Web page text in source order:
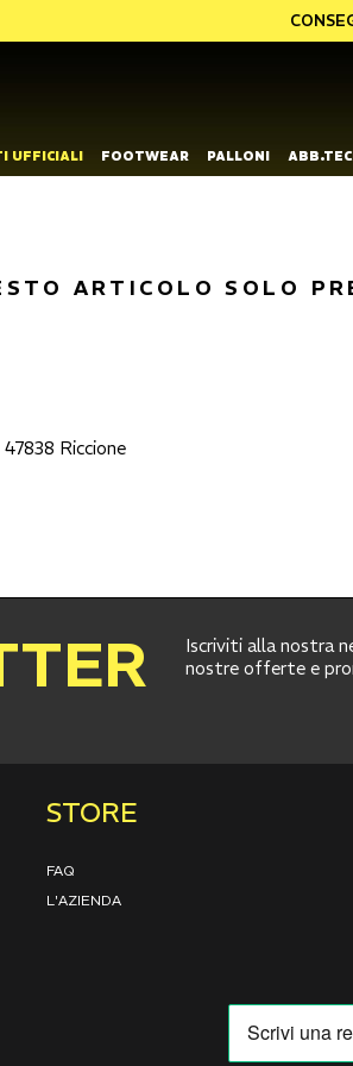
FOOTWEAR PALLONI
UFFICIALI
ARTICOLO SOLO
Riccione
Iscriviti alla nostra
nostre offerte e
STORE
FAQ
L'AZIENDA